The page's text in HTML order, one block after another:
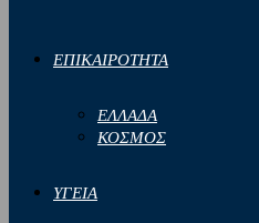
ΕΠΙΚΑΙΡΟΤΗΤΑ
ΕΛΛΑΔΑ
ΚΟΣΜΟΣ
ΥΓΕΙΑ